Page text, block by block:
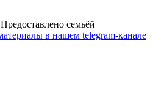
семьёй
в нашем telegram-канале